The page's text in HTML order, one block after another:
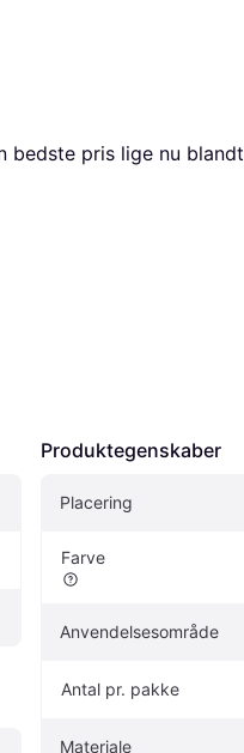
bedste pris lige nu blandt
Produktegenskaber
Placering
Farve
Anvendelsesområde
Antal pr. pakke
Materiale